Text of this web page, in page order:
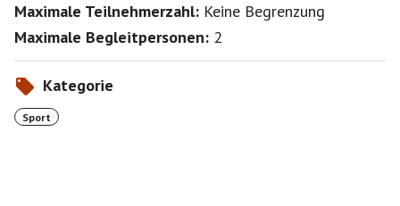
Maximale Teilnehmerzahl: Keine Begrenzung
Maximale Begleitpersonen: 2
Kategorie
Sport